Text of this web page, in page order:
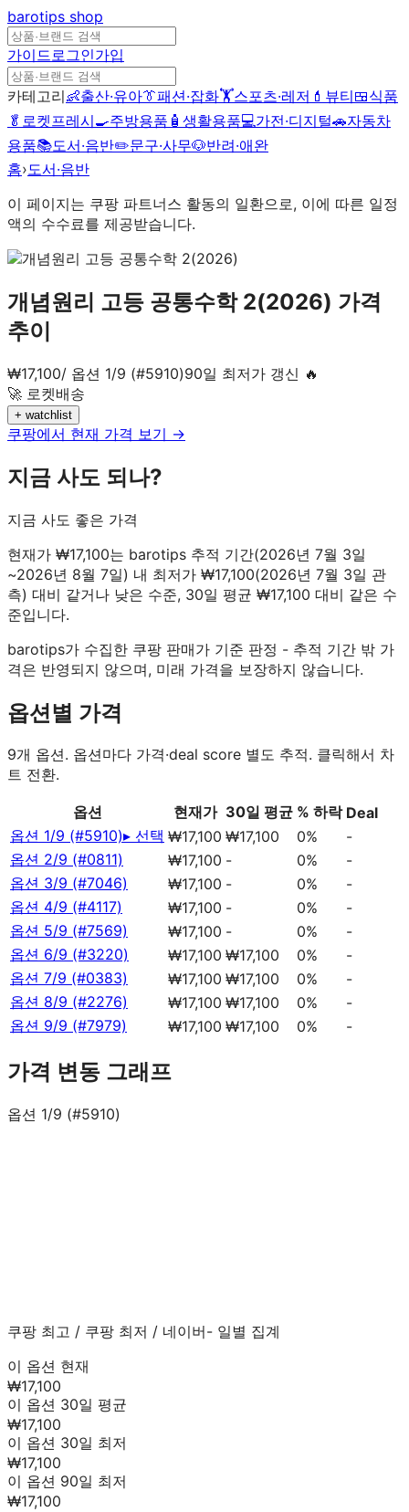
barotips shop
가이드로그인가입
카테고리👶출산·유아👔패션·잡화🏋️스포츠·레저 💄 뷰티🍱식품
🥬 로켓프레시🍳주방용품 🧴 생활용품💻가전·디지털🚗자동차
용품📚도서·음반✏️문구·사무🐶반려·애완
홈›도서·음반
이 페이지는 쿠팡 파트너스 활동의 일환으로, 이에 따른 일정
액의 수수료를 제공받습니다.
개념원리 고등 공통수학 2(2026) 가격
추이
₩17,100/ 옵션 1/9 (#5910)90일 최저가 갱신 🔥
🚀 로켓배송
+ watchlist
쿠팡에서 현재 가격 보기 →
지금 사도 되나?
지금 사도 좋은 가격
현재가 ₩17,100는 barotips 추적 기간(2026년 7월 3일
~2026년 8월 7일) 내 최저가 ₩17,100(2026년 7월 3일 관
측) 대비 같거나 낮은 수준, 30일 평균 ₩17,100 대비 같은 수
준입니다.
barotips가 수집한 쿠팡 판매가 기준 판정 - 추적 기간 밖 가
격은 반영되지 않으며, 미래 가격을 보장하지 않습니다.
옵션별 가격
9개 옵션. 옵션마다 가격·deal score 별도 추적. 클릭해서 차
트 전환.
옵션 현재가 30일 평균 % 하락 Deal
옵션 1/9 (#5910)▸ 선택 ₩17,100 ₩17,100 0%
-
옵션 2/9 (#0811)
₩17,100 - 0%
-
옵션 3/9 (#7046)
₩17,100 - 0%
-
옵션 4/9 (#4117)
₩17,100 - 0%
-
옵션 5/9 (#7569)
₩17,100 - 0%
-
옵션 6/9 (#3220)
₩17,100 ₩17,100 0%
-
옵션 7/9 (#0383)
₩17,100 ₩17,100 0%
-
옵션 8/9 (#2276)
₩17,100 ₩17,100 0%
-
옵션 9/9 (#7979)
₩17,100 ₩17,100 0% -
가격 변동 그래프
옵션 1/9 (#5910)
쿠팡 최고 / 쿠팡 최저 / 네이버- 일별 집계
이 옵션 현재
₩17,100
이 옵션 30일 평균
₩17,100
이 옵션 30일 최저
₩17,100
이 옵션 90일 최저
₩17,100